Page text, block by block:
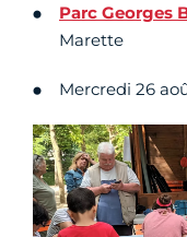
Parc Georges
Marette
Mercredi 26